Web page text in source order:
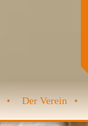
Der Verein